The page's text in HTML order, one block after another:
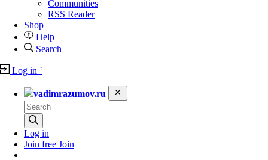
Communities
RSS Reader
Shop
Help
Search
Log in `
vadimrazumov.ru
Log in
Join free Join